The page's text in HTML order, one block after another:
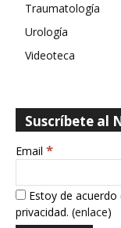
Traumatología
Urología
Videoteca
Suscríbete al
Email *
Estoy de
privacidad. (enlace)